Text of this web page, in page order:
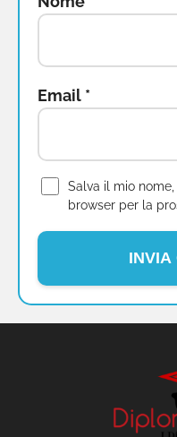
Email *
Salva il mio
browser per la